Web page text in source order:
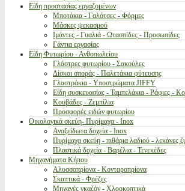
Είδη προστασίας εργαζομένων
Μποτάκια - Γαλότσες - Φόρμες
Μάσκες ψεκασμού
Ιμάντες - Γυαλιά - Ωτασπίδες - Προσωπίδες
Γάντια εργασίας
Είδη Φυτωρίου - Ανθοπωλείου
Γλάστρες φυτωρίου - Σακούλες
Δίσκοι σποράς - Παλετάκια φύτευσης
Γλαστράκια - Υποστρώματα JIFFY
Είδη συσκευασίας - Ταμπελάκια - Ράφιες -
Κουβάδες - Ζεμπίλια
Προσφορές ειδών φυτωρίου
Οικολογικά σκεύη- Πυρίμαχα - Inox
Ανοξείδωτα δοχεία - Inox
Πυρίμαχα σκεύη - πιθάρια λαδιού - λεκάνες
Πλαστικά δοχεία - Βαρέλια - Τενεκέδες
Μηχανήματα Κήπου
Αλυσσοπρίονα - Κονταροπρίονα
Σκαπτικά - Φρέζες
Μηχανές γκαζόν - Χλοοκοπτικά